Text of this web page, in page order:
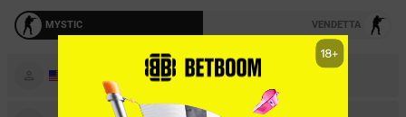
MYSTIC VENDETTA
«Creed»